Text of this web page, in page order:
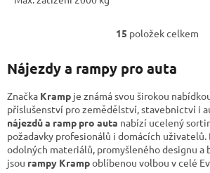
O
l
á
d
a
c
í
p
r
15 položek celkem
Nájezdy a rampy pro auta
Značka Kramp je známá svou širokou
příslušenství pro zemědělství, stavebnictví i
nájezdů a ramp pro auta nabízí ucelený
požadavky profesionálů i domácích uživatelů.
odolných materiálů, promyšleného designu a
jsou rampy Krampoblíbenou volbou v celé